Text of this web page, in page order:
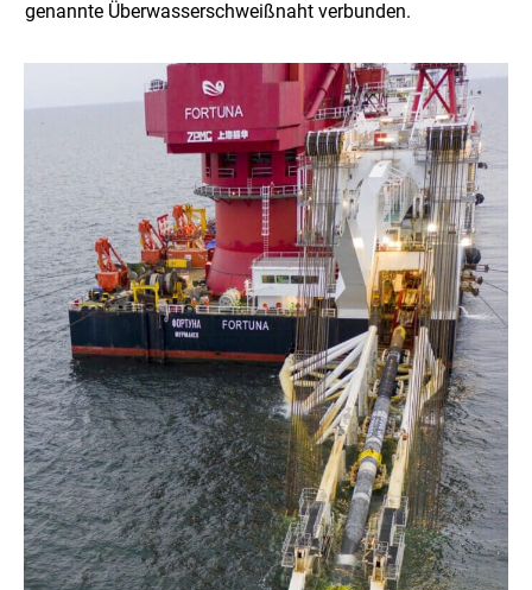
genannte Überwasserschweißnaht verbunden.